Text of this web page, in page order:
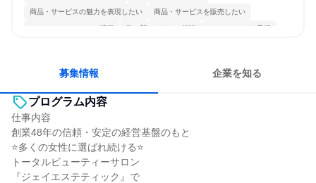
商品・サービスの魅力を表現したい 商品・サービスを販売したい
コミュニケーションが活発 常に新しいものに挑戦 チームワークを重視
募集情報 企業を知る
プログラム内容
仕事内容
創業48年の信頼・安定の経営基盤のもと
⭐多くの女性に選ばれ続ける⭐
トータルビューティーサロン
『ジェイエステティック』で